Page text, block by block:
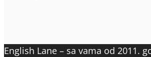
English Lane – sa vama od 2011.